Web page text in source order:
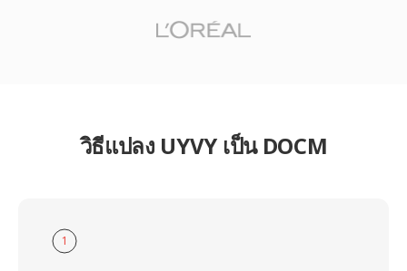
วิธีแปลง UYVY เป็น DOCM
1